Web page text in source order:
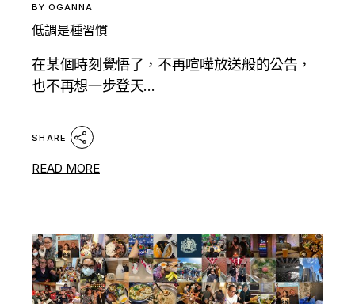
BY OGANNA
低調是種習慣
在某個時刻覺悟了，不再喧嘩放送般的公告，
也不再想一步登天...
SHARE
READ MORE